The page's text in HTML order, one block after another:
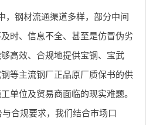
，钢材流通渠道多样，部分中间
时、信息不全、甚至是仿冒伪劣
高效、合规地提供宝钢、宝武
等主流钢厂正品原厂质保书的供
单位及贸易商面临的现实难题。
合规要求，我们结合市场口